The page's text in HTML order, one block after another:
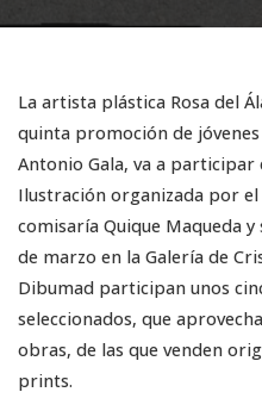
La artista plástica Rosa del
quinta promoción de
Antonio Gala, va a participar
Ilustración organizada por
comisaría Quique Maqueda
de marzo en la Galería de
Dibumad participan unos
seleccionados, que
obras, de las que venden
prints.